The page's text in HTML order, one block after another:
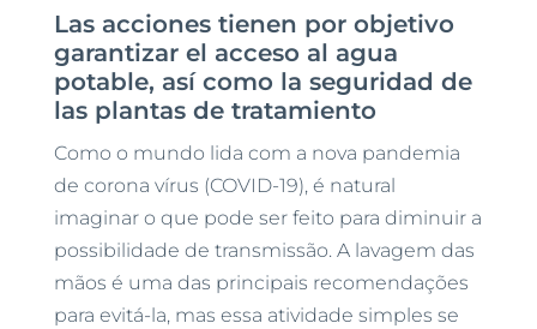
Las acciones tienen por objetivo
garantizar el acceso al agua
potable, así como la seguridad de
las plantas de tratamiento
Como o mundo lida com a nova pandemia
de corona vírus (COVID-19), é natural
imaginar o que pode ser feito para diminuir a
possibilidade de transmissão. A lavagem das
mãos é uma das principais recomendações
para evitá-la, mas essa atividade simples se